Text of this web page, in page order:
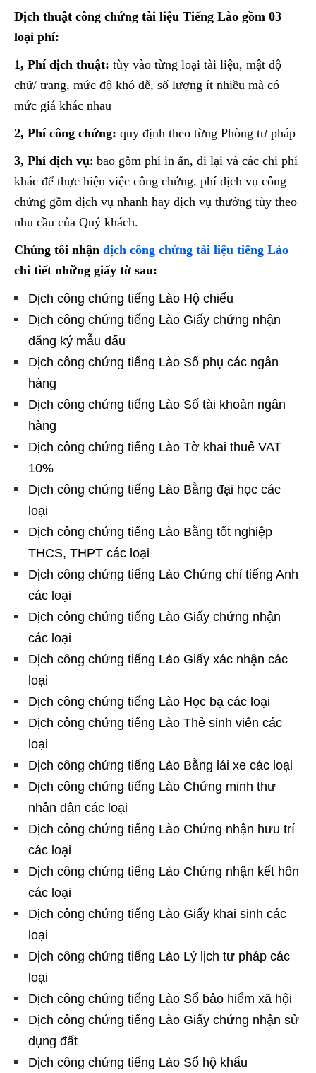
Dịch thuật công chứng tài liệu Tiếng Lào gồm 03
loại phí:
1, Phí dịch thuật: tùy vào từng loại tài liệu, mật độ
chữ/ trang, mức độ khó dễ, số lượng ít nhiều mà có
mức giá khác nhau
2, Phí công chứng: quy định theo từng Phòng tư pháp
3, Phí dịch vụ: bao gồm phí in ấn, đi lại và các chi phí
khác để thực hiện việc công chứng, phí dịch vụ công
chứng gồm dịch vụ nhanh hay dịch vụ thường tùy theo
nhu cầu của Quý khách.
Chúng tôi nhận dịch công chứng tài liệu tiếng Lào
chi tiết những giấy tờ sau:
Dịch công chứng tiếng Lào Hộ chiếu
Dịch công chứng tiếng Lào Giấy chứng nhận
đăng ký mẫu dấu
Dịch công chứng tiếng Lào Sổ phụ các ngân
hàng
Dịch công chứng tiếng Lào Số tài khoản ngân
hàng
Dịch công chứng tiếng Lào Tờ khai thuế VAT
10%
Dịch công chứng tiếng Lào Bằng đại học các
loại
Dịch công chứng tiếng Lào Bằng tốt nghiệp
THCS, THPT các loại
Dịch công chứng tiếng Lào Chứng chỉ tiếng Anh
các loại
Dịch công chứng tiếng Lào Giấy chứng nhận
các loại
Dịch công chứng tiếng Lào Giấy xác nhận các
loại
Dịch công chứng tiếng Lào Học bạ các loại
Dịch công chứng tiếng Lào Thẻ sinh viên các
loại
Dịch công chứng tiếng Lào Bằng lái xe các loại
Dịch công chứng tiếng Lào Chứng minh thư
nhân dân các loại
Dịch công chứng tiếng Lào Chứng nhận hưu trí
các loại
Dịch công chứng tiếng Lào Chứng nhận kết hôn
các loại
Dịch công chứng tiếng Lào Giấy khai sinh các
loại
Dịch công chứng tiếng Lào Lý lịch tư pháp các
loại
Dịch công chứng tiếng Lào Sổ bảo hiểm xã hội
Dịch công chứng tiếng Lào Giấy chứng nhận sử
dụng đất
Dịch công chứng tiếng Lào Sổ hộ khẩu